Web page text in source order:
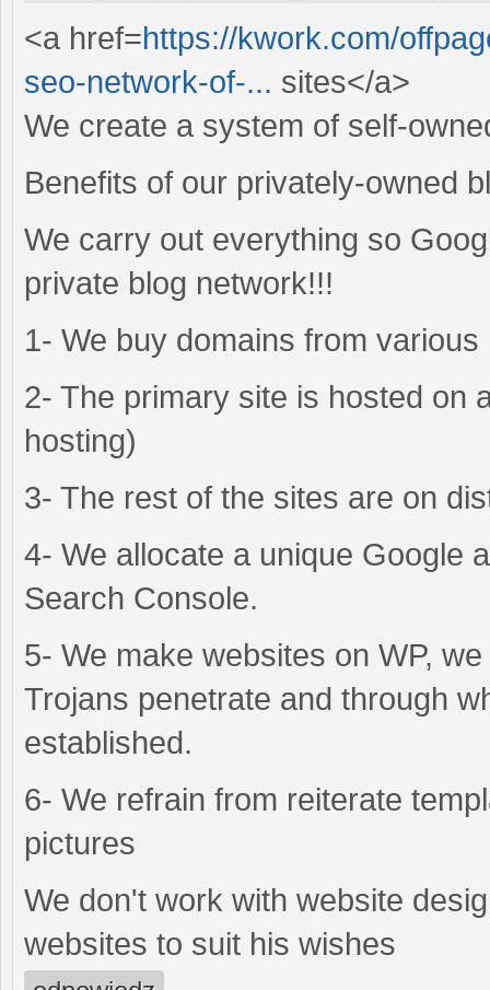
<a href=https://kwork.com/
seo-network-of-... sites</a>
We create a system of self-
Benefits of our privately-owned
We carry out everything so
private blog network!!!
1- We buy domains from
2- The primary site is hosted on
hosting)
3- The rest of the sites are on
4- We allocate a unique Google
Search Console.
5- We make websites on WP,
Trojans penetrate and through
established.
6- We refrain from reiterate
pictures
We don't work with website
websites to suit his wishes